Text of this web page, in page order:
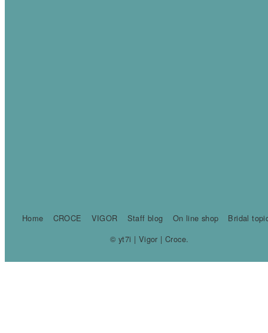
Home CROCE VIGOR Staff blog On line shop
Bridal
© yt7i | Vigor | Croce.